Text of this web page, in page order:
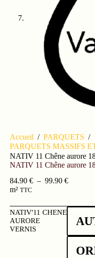
Accueil / PARQUETS /
PARQUETS MASSIFS
NATIV 11 Chêne aurore
NATIV 11 Chêne aurore
84.90 € – 99.90 €
m² TTC
NATIV'11 CHENE
AURORE
VERNIS